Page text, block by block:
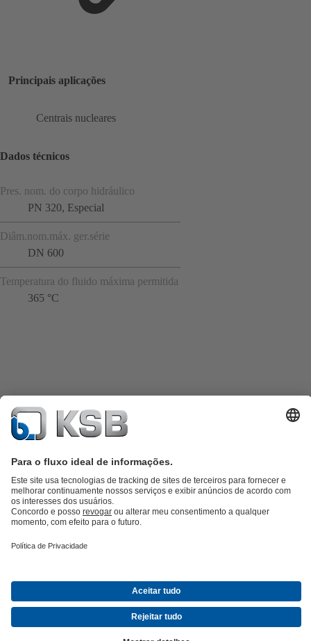
Principais aplicações
Centrais nucleares
Dados técnicos
Pres. nom. do corpo hidráulico
PN 320, Especial
Diâm.nom.máx. ger.série
DN 600
Temperatura do fluido máxima permitida
365 °C
Catálogo de produtosKSB SupremeServ: peças sobressalentes
SupremeServ: assistência premium para bombas e válvulas
KSB Portugal • Venha Conhecer-nos melhorEventosInformações
Técnicas e NotíciasOportunidades de carreira na KSBRedes Sociais
Contactos KSB Portugal
© KSB SE & Co. KGaA